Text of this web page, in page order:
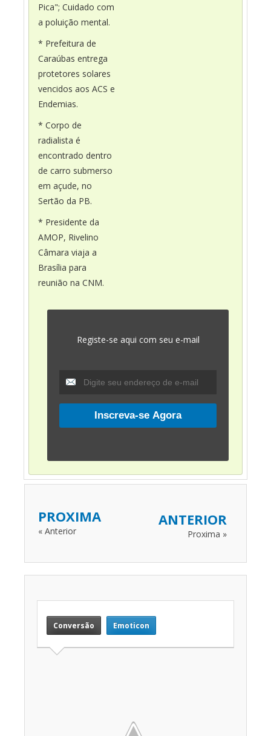
Pica"; Cuidado com
a poluição mental.
* Prefeitura de
Caraúbas entrega
protetores solares
vencidos aos ACS e
Endemias.
* Corpo de
radialista é
encontrado dentro
de carro submerso
em açude, no
Sertão da PB.
* Presidente da
AMOP, Rivelino
Câmara viaja a
Brasília para
reunião na CNM.
Registe-se aqui com seu e-mail
PROXIMA
« Anterior
ANTERIOR
Proxima »
Conversão Emoticon